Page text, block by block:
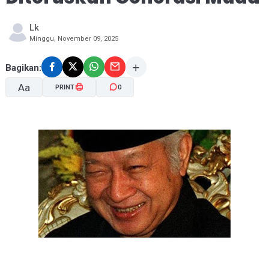
Lk
Minggu, November 09, 2025
Bagikan:
Aa PRINT 0